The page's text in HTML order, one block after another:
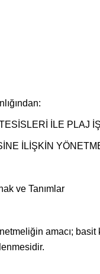
İLE PLAJ
İLİŞKİN
ve Tanımlar
amacı;